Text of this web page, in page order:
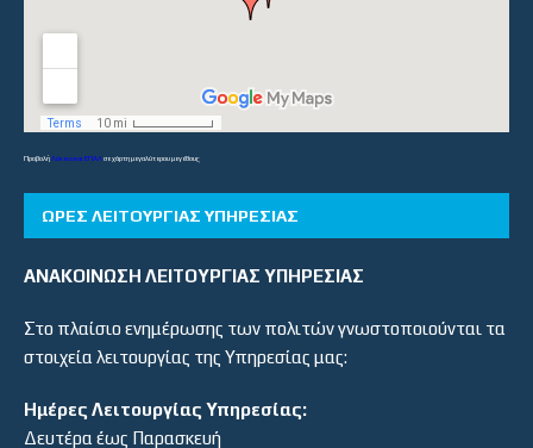
ΠροβολήΛύκεια και ΕΠΑΛσε χάρτη μεγαλύτερου μεγέθους
ΏΡΕΣ ΛΕΙΤΟΥΡΓΊΑΣ ΥΠΗΡΕΣΊΑΣ
ΑΝΑΚΟΙΝΩΣΗ ΛΕΙΤΟΥΡΓΙΑΣ ΥΠΗΡΕΣΙΑΣ
Στο πλαίσιο ενημέρωσης των πολιτών γνωστοποιούνται τα
στοιχεία λειτουργίας της Υπηρεσίας μας:
Ημέρες Λειτουργίας Υπηρεσίας:
Δευτέρα έως Παρασκευή